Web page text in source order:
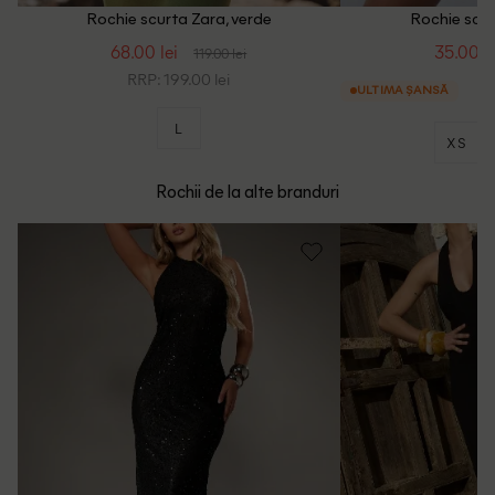
Rochie scurta Zara, verde
68.00 lei 119.00 lei
RRP: 199.00 lei
L
Rochie
35.00
ULTIMA ȘANSĂ
XS
Rochii de la alte branduri